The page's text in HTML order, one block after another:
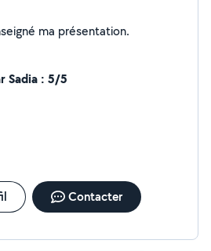
Je n'ai pas encore renseigné ma présentation.
Sadia : 5/5
Contacter